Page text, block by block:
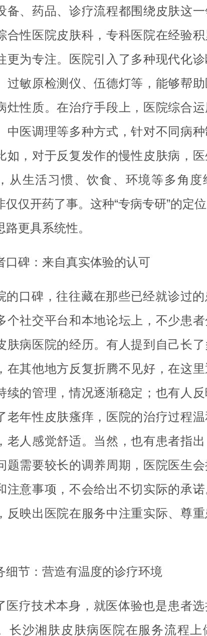
备、药品、诊疗流程都围绕皮肤这一
合性医院皮肤科，专科医院在经验
更为专注。医院引入了多种现代化
过敏原检测仪、伍德灯等，能够帮
灶性质。在治疗手段上，医院综合
中医调理等多种方式，针对不同病
如，对于反复发作的慢性皮肤病，
从生活习惯、饮食、环境等多角度
仅仅开药了事。这种“专病专研”的定
路更具系统性。
口碑：来自真实体验的认可
的口碑，往往藏在那些已经就诊过
个社交平台和本地论坛上，不少患
肤病医院的经历。有人提到自己长
在其他地方反复折腾不见好，在这
续的管理，情况逐渐稳定；也有人
老年性皮肤瘙痒，医院的治疗过程
老人感觉舒适。当然，也有患者指
题需要较长的调养周期，医院医生
注意事项，不会给出不切实际的承
反映出医院在服务中注重实际、尊
细节：营造有温度的诊疗环境
医疗技术本身，就医体验也是患者
长沙湘肤皮肤病医院在服务流程上